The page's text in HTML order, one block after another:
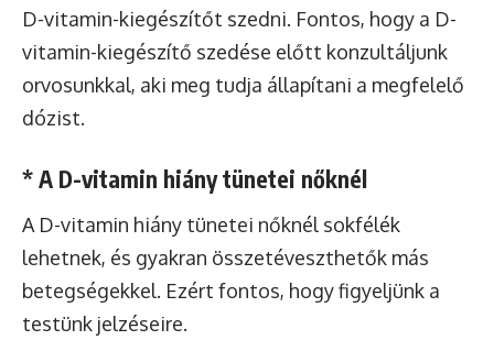
D-vitamin-kiegészítőt szedni. Fontos, hogy a D-
vitamin-kiegészítő szedése előtt konzultáljunk
orvosunkkal, aki meg tudja állapítani a megfelelő
dózist.
* A D-vitamin hiány tünetei nőknél
A D-vitamin hiány tünetei nőknél sokfélék
lehetnek, és gyakran összetéveszthetők más
betegségekkel. Ezért fontos, hogy figyeljünk a
testünk jelzéseire.